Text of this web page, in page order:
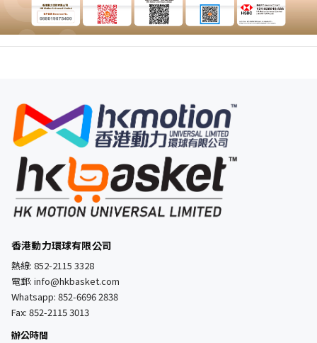
香港動力環球有限公司
熱線: 852-2115 3328
電郵: info@hkbasket.com
Whatsapp: 852-6696 2838
Fax: 852-2115 3013
辦公時間